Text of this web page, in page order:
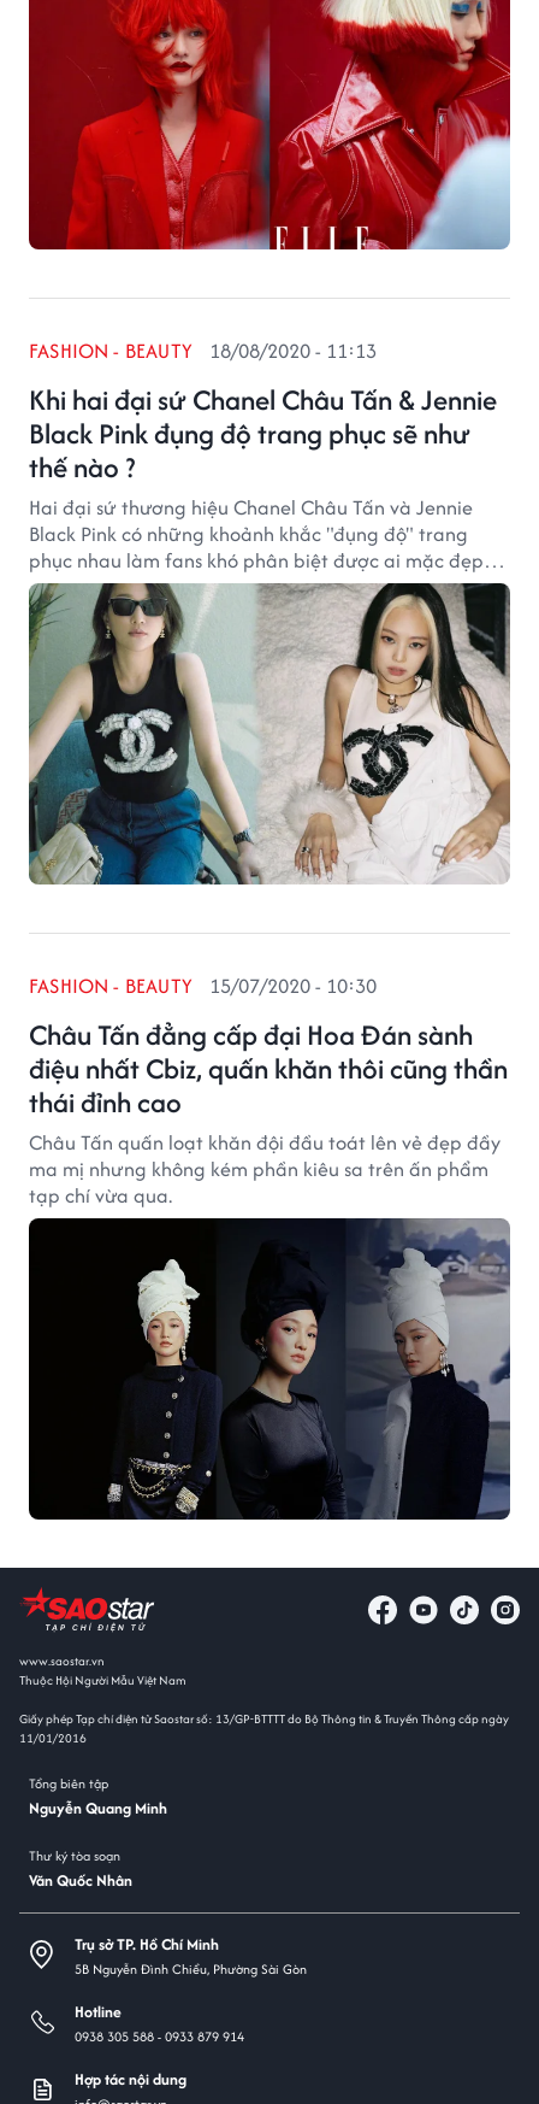
Khi hai đại sứ Chanel Châu Tấn & Jennie
Black Pink đụng độ trang phục sẽ như
thế nào ?
FASHION - BEAUTY 18/08/2020 - 11:13
Hai đại sứ thương hiệu Chanel Châu Tấn và Jennie
Black Pink có những khoảnh khắc "đụng độ" trang
phục nhau làm fans khó phân biệt được ai mặc đẹp
hơn ai.
Châu Tấn đẳng cấp đại Hoa Đán sành
điệu nhất Cbiz, quấn khăn thôi cũng thần
thái đỉnh cao
FASHION - BEAUTY 15/07/2020 - 10:30
Châu Tấn quấn loạt khăn đội đầu toát lên vẻ đẹp đầy
ma mị nhưng không kém phần kiêu sa trên ấn phẩm
tạp chí vừa qua.
www.saostar.vn
Thuộc Hội Người Mẫu Việt Nam
Giấy phép Tạp chí điện tử Saostar số: 13/GP-BTTTT do Bộ Thông tin & Truyền Thông cấp ngày
11/01/2016
Tổng biên tập
Nguyễn Quang Minh
Thư ký tòa soạn
Văn Quốc Nhân
Trụ sở TP. Hồ Chí Minh
5B Nguyễn Đình Chiểu, Phường Sài Gòn
Hotline
0938 305 588 -0933 879 914
Hợp tác nội dung